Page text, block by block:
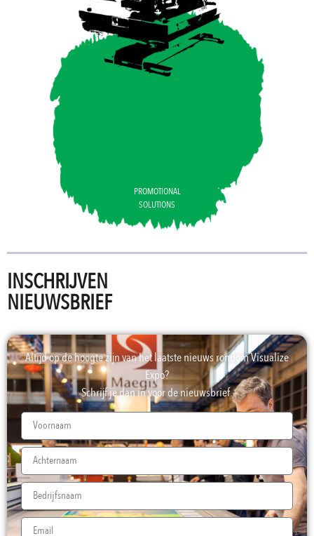
PROMOTIONAL
SOLUTIONS
INSCHRIJVEN
NIEUWSBRIEF
Altijd op de hoogte zijn van het laatste nieuws rondom Visualize
Expo?
Schrijf je dan in voor de nieuwsbrief.